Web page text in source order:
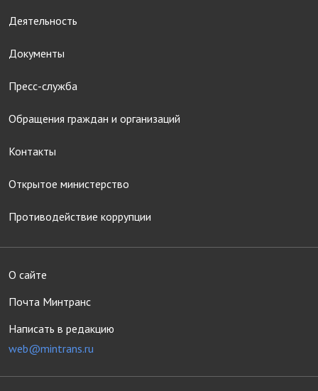
Деятельность
Документы
Пресс-служба
Обращения граждан и организаций
Контакты
Открытое министерство
Противодействие коррупции
О сайте
Почта Минтранс
Написать в редакцию
web@mintrans.ru